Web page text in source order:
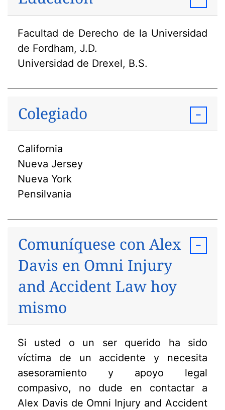
Facultad de Derecho de la Universidad
de Fordham, J.D.
Universidad de Drexel, B.S.
Colegiado
California
Nueva Jersey
Nueva York
Pensilvania
Comuníquese con Alex
Davis en Omni Injury
and Accident Law hoy
mismo
Si usted o un ser querido ha sido
víctima de un accidente y necesita
asesoramiento y apoyo legal
compasivo, no dude en contactar a
Alex Davis de Omni Injury and Accident